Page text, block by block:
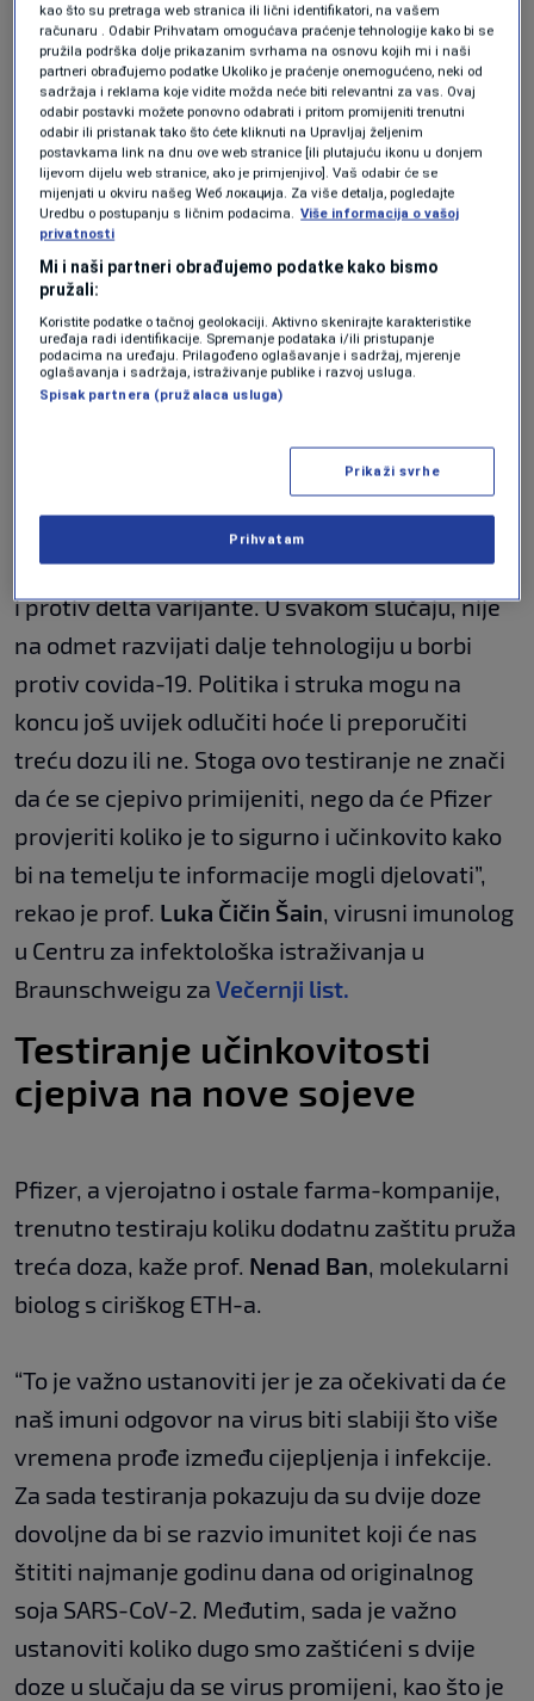
Pfizerova najava treće doze dolazi gotovo
istovremeno s najavom kako će se trajanje
europskih digitalnih covid-potvrda sa
sadašnjih 210 dana produljiti na deset mjeseci.
To produljenje odobrava se temeljem
dokazanog trajanja imunosti pa je pitanje je li
treća doza potrebna.
“Pfizer pokušava razviti tehnologiju koja će
bolje kontrolirati nove varijante, vođeni idejom
dugotrajniji i širi imuni odgovor. Moguće je da
to neće ni biti potrebno iz razloga koje ste
naveli, ali i zato što dvije doze cjepiva pružaju
efikasnu zaštitu protiv težih oblika bolesti, čak
i protiv delta varijante. U svakom slučaju, nije
na odmet razvijati dalje tehnologiju u borbi
protiv covida-19. Politika i struka mogu na
koncu još uvijek odlučiti hoće li preporučiti
treću dozu ili ne. Stoga ovo testiranje ne znači
da će se cjepivo primijeniti, nego da će Pfizer
provjeriti koliko je to sigurno i učinkovito kako
bi na temelju te informacije mogli djelovati”,
rekao je prof. Luka Čičin Šain, virusni imunolog
u Centru za infektološka istraživanja u
Braunschweigu za Večernji list.
Testiranje učinkovitosti
cjepiva na nove sojeve
Pfizer, a vjerojatno i ostale farma-kompanije,
trenutno testiraju koliku dodatnu zaštitu pruža
treća doza, kaže prof. Nenad Ban, molekularni
biolog s ciriškog ETH-a.
“To je važno ustanoviti jer je za očekivati da će
naš imuni odgovor na virus biti slabiji što više
vremena prođe između cijepljenja i infekcije.
Za sada testiranja pokazuju da su dvije doze
dovoljne da bi se razvio imunitet koji će nas
štititi najmanje godinu dana od originalnog
soja SARS-CoV-2. Međutim, sada je važno
ustanoviti koliko dugo smo zaštićeni s dvije
doze u slučaju da se virus promijeni, kao što je
kao što su pretraga web stranica ili lični identifikatori, na vašem
računaru . Odabir Prihvatam omogućava praćenje tehnologije kako bi se
pružila podrška dolje prikazanim svrhama na osnovu kojih mi i naši
partneri obrađujemo podatke Ukoliko je praćenje onemogućeno, neki od
sadržaja i reklama koje vidite možda neće biti relevantni za vas. Ovaj
odabir postavki možete ponovno odabrati i pritom promijeniti trenutni
odabir ili pristanak tako što ćete kliknuti na Upravljaj željenim
postavkama link na dnu ove web stranice [ili plutajuću ikonu u donjem
lijevom dijelu web stranice, ako je primjenjivo]. Vaš odabir će se
mijenjati u okviru našeg Wеб локација. Za više detalja, pogledajte
Uredbu o postupanju s ličnim podacima. Više informacija o vašoj
privatnosti
Mi i naši partneri obrađujemo podatke kako bismo
pružali:
Koristite podatke o tačnoj geolokaciji. Aktivno skenirajte karakteristike
uređaja radi identifikacije. Spremanje podataka i/ili pristupanje
podacima na uređaju. Prilagođeno oglašavanje i sadržaj, mjerenje
oglašavanja i sadržaja, istraživanje publike i razvoj usluga.
Spisak partnera (pružalaca usluga)
Prikaži svrhe
Prihvatam